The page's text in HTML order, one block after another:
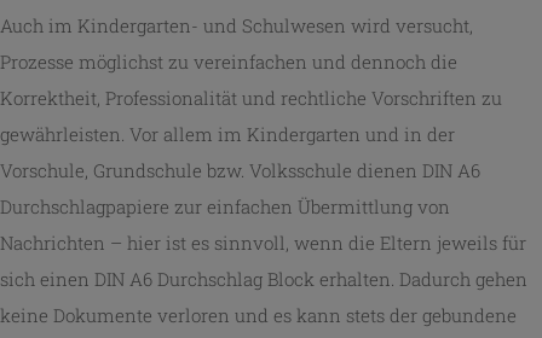
Auch im Kindergarten- und Schulwesen wird versucht,
Prozesse möglichst zu vereinfachen und dennoch die
Korrektheit, Professionalität und rechtliche Vorschriften zu
gewährleisten. Vor allem im Kindergarten und in der
Vorschule, Grundschule bzw. Volksschule dienen DIN A6
Durchschlagpapiere zur einfachen Übermittlung von
Nachrichten – hier ist es sinnvoll, wenn die Eltern jeweils für
sich einen DIN A6 Durchschlag Block erhalten. Dadurch gehen
keine Dokumente verloren und es kann stets der gebundene